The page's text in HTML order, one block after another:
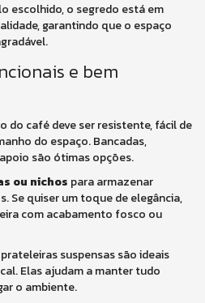
escolhido, o segredo está em
garantindo que o espaço
e bem
do café deve ser resistente, fácil de
do espaço. Bancadas,
são ótimas opções.
ou nichos para armazenar
Se quiser um toque de elegância,
com acabamento fosco ou
suspensas são ideais
Elas ajudam a manter tudo
o ambiente.